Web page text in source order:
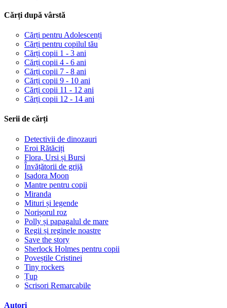
Cărți după vârstă
Cărți pentru Adolescenți
Cărți pentru copilul tău
Cărți copii 1 - 3 ani
Cărți copii 4 - 6 ani
Cărți copii 7 - 8 ani
Cărți copii 9 - 10 ani
Cărți copii 11 - 12 ani
Cărți copii 12 - 14 ani
Serii de cărți
Detectivii de dinozauri
Eroi Rătăciți
Flora, Ursi și Bursi
Învățătorii de grijă
Isadora Moon
Mantre pentru copii
Miranda
Mituri și legende
Norișorul roz
Polly și papagalul de mare
Regii și reginele noastre
Save the story
Sherlock Holmes pentru copii
Poveștile Cristinei
Tiny rockers
Țup
Scrisori Remarcabile
Autori